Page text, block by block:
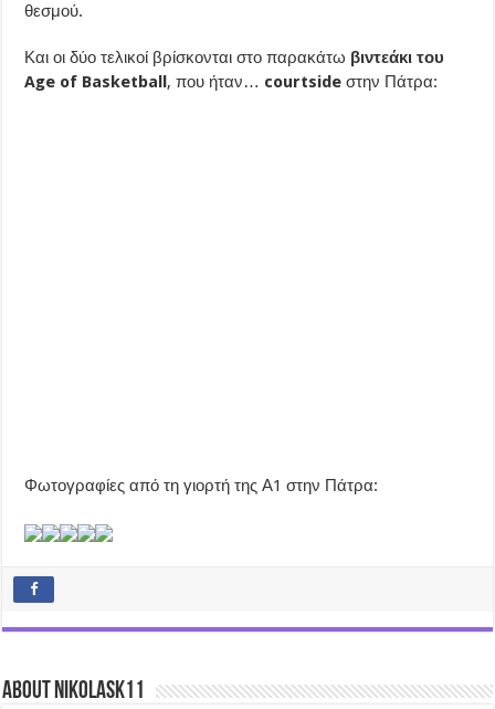
θεσμού.
Και οι δύο τελικοί βρίσκονται στο παρακάτω βιντεάκι του
Age of Basketball, που ήταν… courtsideστην Πάτρα:
Φωτογραφίες από τη γιορτή της Α1 στην Πάτρα:
About nikolask11